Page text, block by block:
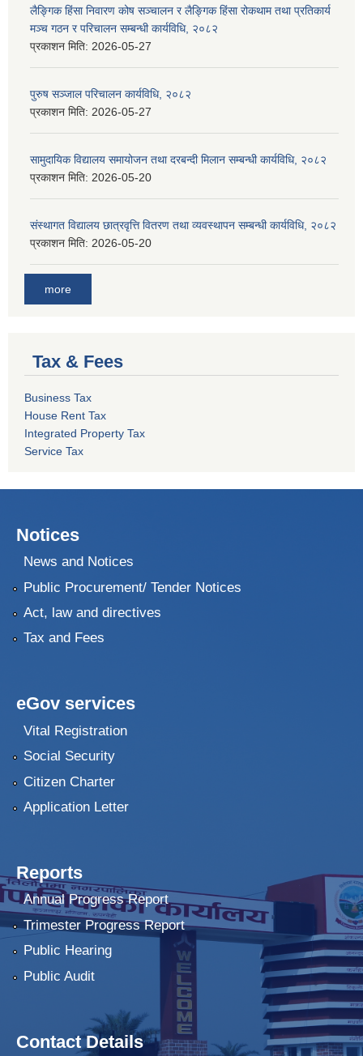
लैङ्गिक हिंसा निवारण कोष सञ्चालन र लैङ्गिक हिंसा रोकथाम तथा प्रतिकार्य
मञ्च गठन र परिचालन सम्बन्धी कार्यविधि, २०८२
प्रकाशन मिति: 2026-05-27
पुरुष सञ्जाल परिचालन कार्यविधि, २०८२
प्रकाशन मिति: 2026-05-27
सामुदायिक विद्यालय समायोजन तथा दरबन्दी मिलान सम्बन्धी कार्यविधि, २०८२
प्रकाशन मिति: 2026-05-20
संस्थागत विद्यालय छात्रवृत्ति वितरण तथा व्यवस्थापन सम्बन्धी कार्यविधि, २०८२
प्रकाशन मिति: 2026-05-20
more
Tax & Fees
Business Tax
House Rent Tax
Integrated Property Tax
Service Tax
Notices
News and Notices
Public Procurement/ Tender Notices
Act, law and directives
Tax and Fees
eGov services
Vital Registration
Social Security
Citizen Charter
Application Letter
Reports
Annual Progress Report
Trimester Progress Report
Public Hearing
Public Audit
Contact Details